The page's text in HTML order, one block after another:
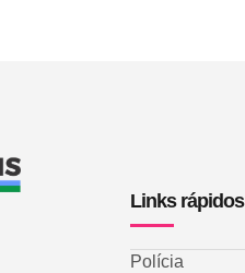
Links rápidos
Polícia